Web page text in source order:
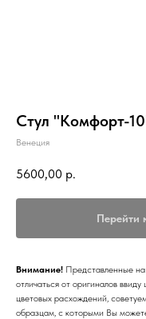
Стул "Комфорт-
Венеция
5600,00 р.
Перейти
Внимание! Представленные на
отличаться от оригиналов
цветовых расхождений,
образцам, с которыми Вы